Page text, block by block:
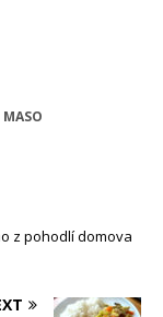
MASO
z pohodlí domova